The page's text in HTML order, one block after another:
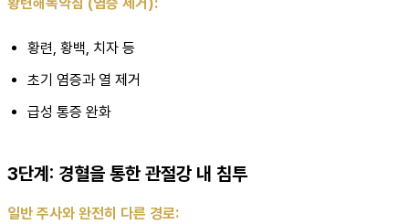
황련해독약침 (염증 제거):
황련, 황백, 치자 등
초기 염증과 열 제거
급성 통증 완화
3단계: 경혈을 통한 관절강 내 침투
일반 주사와 완전히 다른 경로: